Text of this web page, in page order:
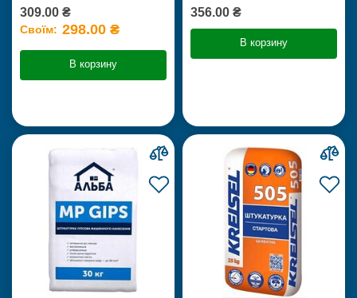
309.00 ₴
Своїм: 298.00 ₴
В корзину
356.00 ₴
В корзину